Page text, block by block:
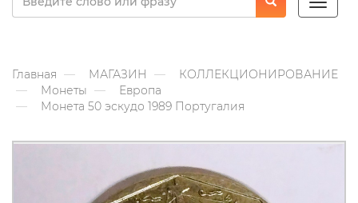
Главная МАГАЗИН
КОЛЛЕКЦИОНИРОВАНИЕ
Монеты
Европа
Монета 50 эскудо 1989 Португалия